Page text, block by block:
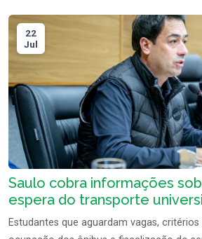
22
Jul
Saulo cobra informações
espera do transporte
Estudantes que aguardam vagas,